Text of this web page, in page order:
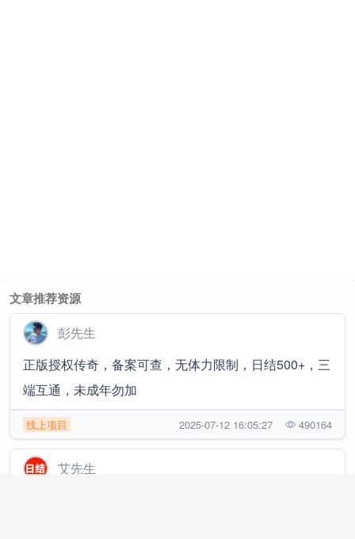
文章推荐资源
彭先生
正版授权传奇，备案可查，无体力限制，日结500+，三
端互通，未成年勿加
线上项目 2025-07-12 16:05:27 490164
艾先生